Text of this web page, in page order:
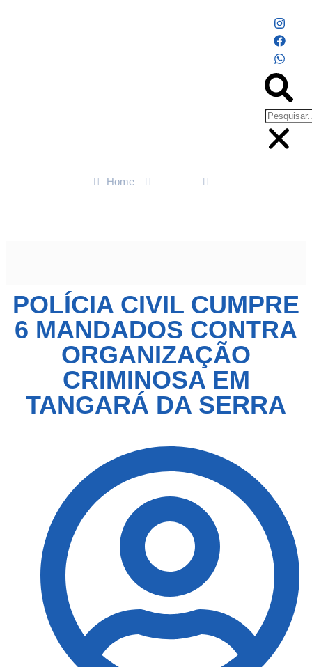
Home
POLÍCIA CIVIL CUMPRE
6 MANDADOS CONTRA
ORGANIZAÇÃO
CRIMINOSA EM
TANGARÁ DA SERRA